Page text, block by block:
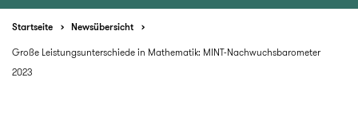
Startseite
Newsübersicht
Große Leistungsunterschiede in Mathematik: MINT-Nachwuchsbarometer
2023